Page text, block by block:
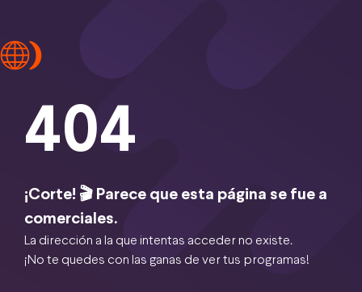
404
¡Corte! 🎬 Parece que esta página se fue a
comerciales.
La dirección a la que intentas acceder no existe.
¡No te quedes con las ganas de ver tus programas!